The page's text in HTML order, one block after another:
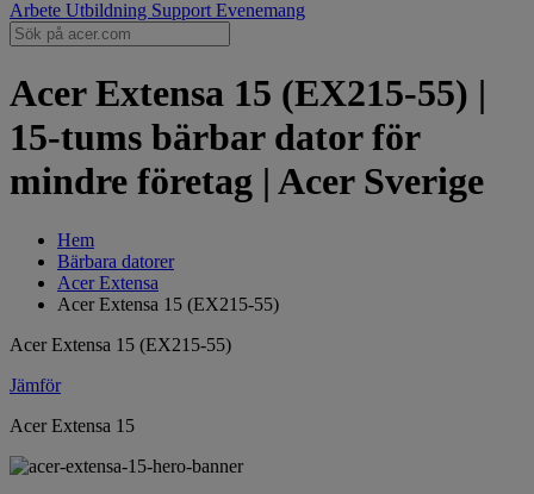
Arbete Utbildning Support Evenemang
Acer Extensa 15 (EX215-55) |
15-tums bärbar dator för
mindre företag | Acer Sverige
Hem
Bärbara datorer
Acer Extensa
Acer Extensa 15 (EX215-55)
Acer Extensa 15 (EX215-55)
Jämför
Acer Extensa 15